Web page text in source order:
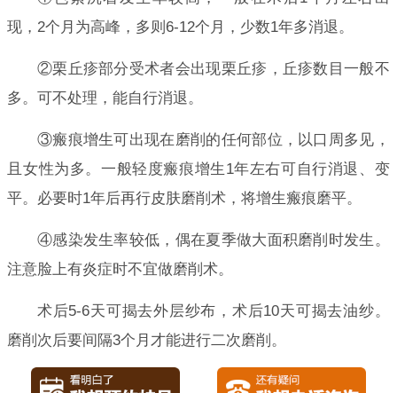
现，2个月为高峰，多则6-12个月，少数1年多消退。
②栗丘疹部分受术者会出现栗丘疹，丘疹数目一般不
多。可不处理，能自行消退。
③瘢痕增生可出现在磨削的任何部位，以口周多见，
且女性为多。一般轻度瘢痕增生1年左右可自行消退、变
平。必要时1年后再行皮肤磨削术，将增生瘢痕磨平。
④感染发生率较低，偶在夏季做大面积磨削时发生。
注意脸上有炎症时不宜做磨削术。
术后5-6天可揭去外层纱布，术后10天可揭去油纱。
磨削次后要间隔3个月才能进行二次磨削。